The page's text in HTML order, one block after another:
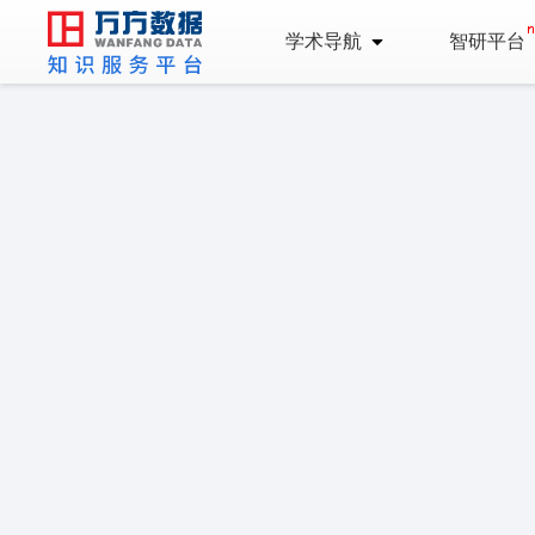
学术导航 智研平台